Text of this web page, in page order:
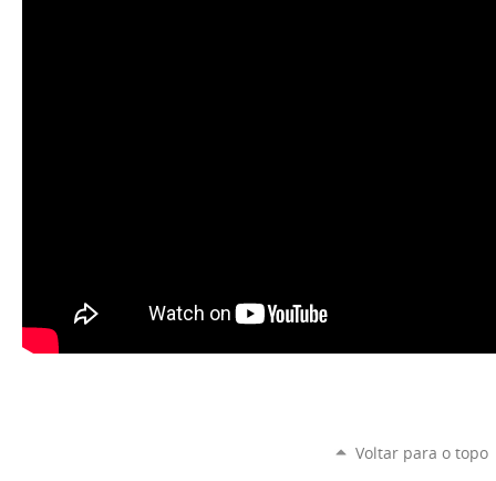
Voltar para o topo